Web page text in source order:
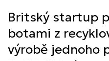
Britský startup
botami z
výrobě jednoho